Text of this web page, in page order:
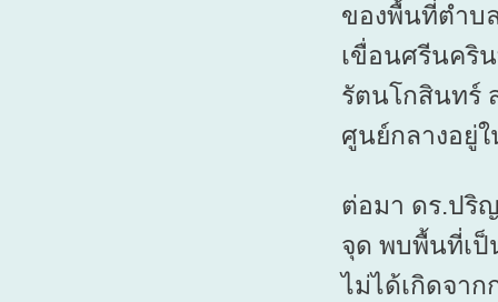
ของพื้นที่ตำบ
เขื่อนศรีนคริ
รัตนโกสินทร์
ศูนย์กลางอยู่
ต่อมา ดร.ปริ
จุด พบพื้นที่เป็
ไม่ได้เกิดจา